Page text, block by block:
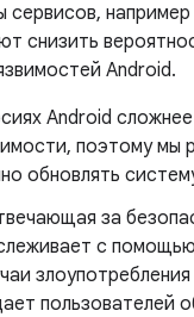
сервисов, например
снизить
Android.
Android
поэтому мы
обновлять
за
с помощью
злоупотребления
пользователей